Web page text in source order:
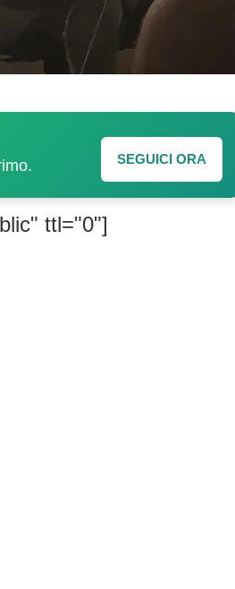
SEGUICI ORA
ttl="0"]